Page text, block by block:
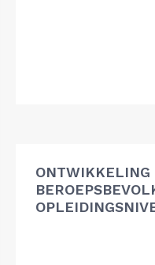
ONTWIKKELING